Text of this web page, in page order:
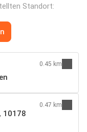
Standort:
0.45 km
10178
0.47 km